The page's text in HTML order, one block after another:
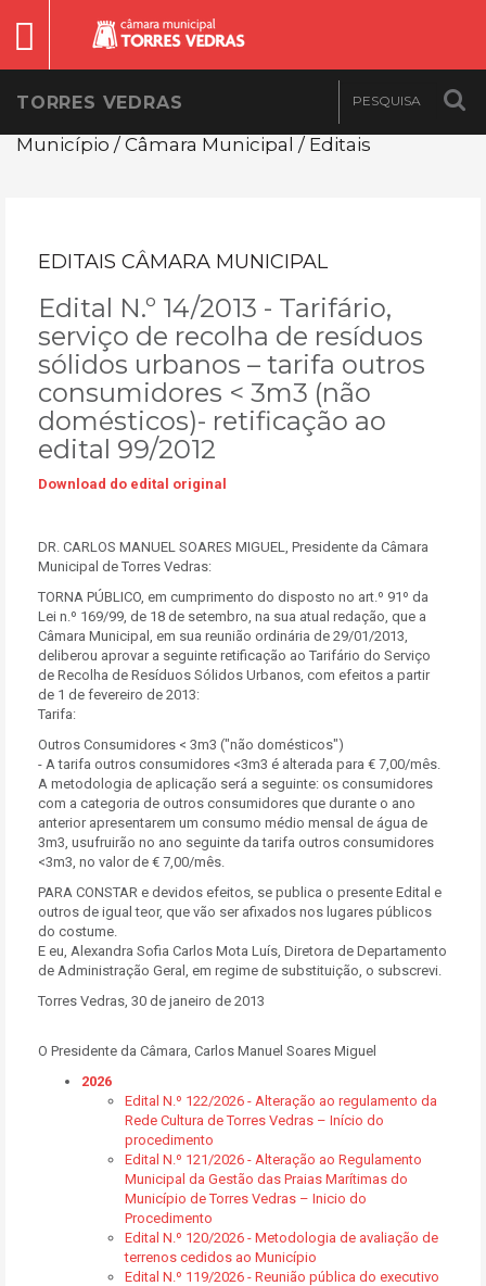
TORRES VEDRAS
Município / Câmara Municipal / Editais
EDITAIS CÂMARA MUNICIPAL
Edital N.º 14/2013 - Tarifário,
serviço de recolha de resíduos
sólidos urbanos – tarifa outros
consumidores < 3m3 (não
domésticos)- retificação ao
edital 99/2012
Download do edital original
DR. CARLOS MANUEL SOARES MIGUEL, Presidente da Câmara
Municipal de Torres Vedras:
TORNA PÚBLICO, em cumprimento do disposto no art.º 91º da
Lei n.º 169/99, de 18 de setembro, na sua atual redação, que a
Câmara Municipal, em sua reunião ordinária de 29/01/2013,
deliberou aprovar a seguinte retificação ao Tarifário do Serviço
de Recolha de Resíduos Sólidos Urbanos, com efeitos a partir
de 1 de fevereiro de 2013:
Tarifa:
Outros Consumidores < 3m3 ("não domésticos")
- A tarifa outros consumidores <3m3 é alterada para € 7,00/mês.
A metodologia de aplicação será a seguinte: os consumidores
com a categoria de outros consumidores que durante o ano
anterior apresentarem um consumo médio mensal de água de
3m3, usufruirão no ano seguinte da tarifa outros consumidores
<3m3, no valor de € 7,00/mês.
PARA CONSTAR e devidos efeitos, se publica o presente Edital e
outros de igual teor, que vão ser afixados nos lugares públicos
do costume.
E eu, Alexandra Sofia Carlos Mota Luís, Diretora de Departamento
de Administração Geral, em regime de substituição, o subscrevi.
Torres Vedras, 30 de janeiro de 2013
O Presidente da Câmara, Carlos Manuel Soares Miguel
2026
Edital N.º 122/2026 - Alteração ao regulamento da
Rede Cultura de Torres Vedras – Início do
procedimento
Edital N.º 121/2026 - Alteração ao Regulamento
Municipal da Gestão das Praias Marítimas do
Município de Torres Vedras – Inicio do
Procedimento
Edital N.º 120/2026 - Metodologia de avaliação de
terrenos cedidos ao Município
Edital N.º 119/2026 - Reunião pública do executivo